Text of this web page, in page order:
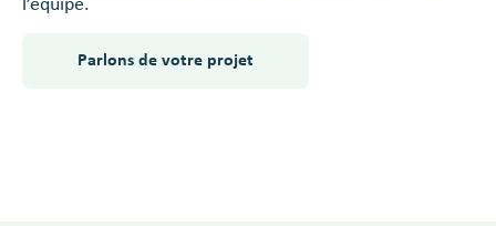
l’équipe.
Parlons de votre projet